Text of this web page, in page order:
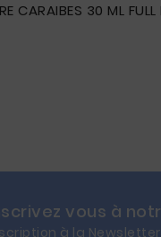
CARAIBES 30 ML
vous à
à la